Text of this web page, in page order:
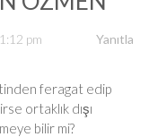
pm
feragat edip
ortaklık dışı
bilir mi?
Yanıtla